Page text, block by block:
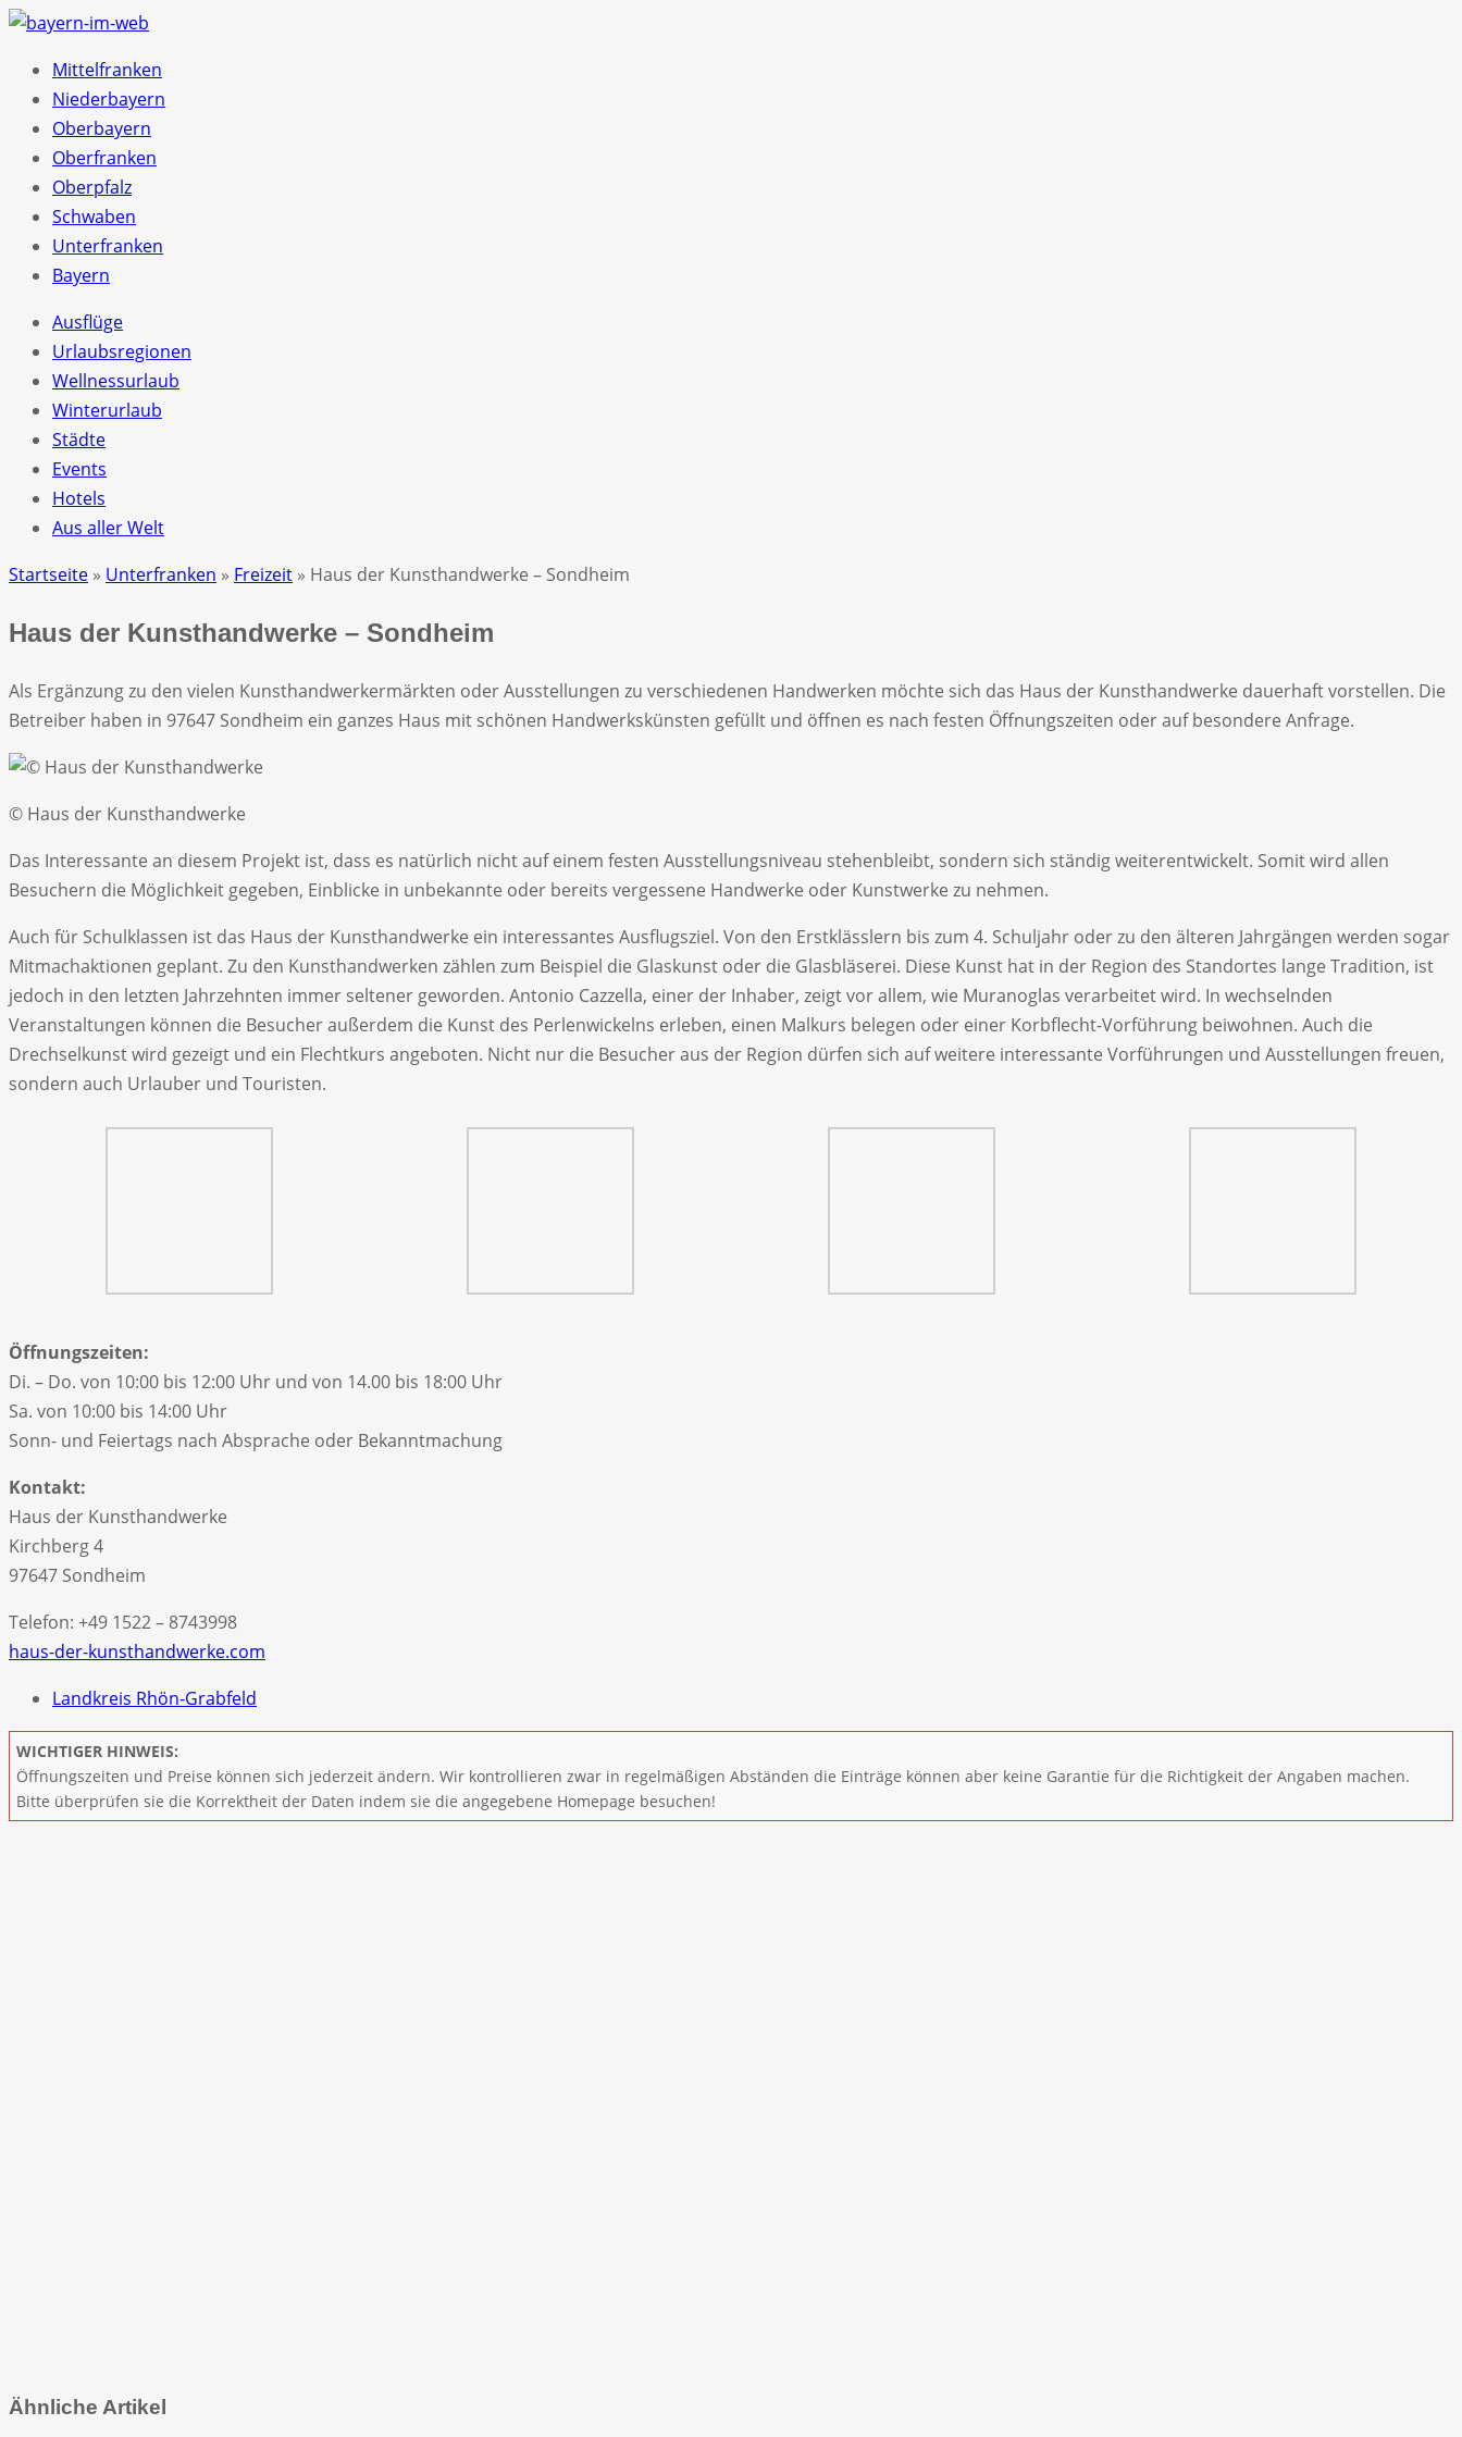
Mittelfranken
Niederbayern
Oberbayern
Oberfranken
Oberpfalz
Schwaben
Unterfranken
Bayern
Ausflüge
Urlaubsregionen
Wellnessurlaub
Winterurlaub
Städte
Events
Hotels
Aus aller Welt
Startseite » Unterfranken » Freizeit » Haus der Kunsthandwerke – Sondheim
Haus der Kunsthandwerke – Sondheim
Als Ergänzung zu den vielen Kunsthandwerkermärkten oder Ausstellungen zu verschiedenen Handwerken möchte sich das Haus der Kunsthandwerke dauerhaft vorstellen. Die
Betreiber haben in 97647 Sondheim ein ganzes Haus mit schönen Handwerkskünsten gefüllt und öffnen es nach festen Öffnungszeiten oder auf besondere Anfrage.
© Haus der Kunsthandwerke
Das Interessante an diesem Projekt ist, dass es natürlich nicht auf einem festen Ausstellungsniveau stehenbleibt, sondern sich ständig weiterentwickelt. Somit wird allen
Besuchern die Möglichkeit gegeben, Einblicke in unbekannte oder bereits vergessene Handwerke oder Kunstwerke zu nehmen.
Auch für Schulklassen ist das Haus der Kunsthandwerke ein interessantes Ausflugsziel. Von den Erstklässlern bis zum 4. Schuljahr oder zu den älteren Jahrgängen werden sogar
Mitmachaktionen geplant. Zu den Kunsthandwerken zählen zum Beispiel die Glaskunst oder die Glasbläserei. Diese Kunst hat in der Region des Standortes lange Tradition, ist
jedoch in den letzten Jahrzehnten immer seltener geworden. Antonio Cazzella, einer der Inhaber, zeigt vor allem, wie Muranoglas verarbeitet wird. In wechselnden
Veranstaltungen können die Besucher außerdem die Kunst des Perlenwickelns erleben, einen Malkurs belegen oder einer Korbflecht-Vorführung beiwohnen. Auch die
Drechselkunst wird gezeigt und ein Flechtkurs angeboten. Nicht nur die Besucher aus der Region dürfen sich auf weitere interessante Vorführungen und Ausstellungen freuen,
sondern auch Urlauber und Touristen.
Öffnungszeiten:
Di. – Do. von 10:00 bis 12:00 Uhr und von 14.00 bis 18:00 Uhr
Sa. von 10:00 bis 14:00 Uhr
Sonn- und Feiertags nach Absprache oder Bekanntmachung
Kontakt:
Haus der Kunsthandwerke
Kirchberg 4
97647 Sondheim
Telefon: +49 1522 – 8743998
haus-der-kunsthandwerke.com
Landkreis Rhön-Grabfeld
WICHTIGER HINWEIS:
Öffnungszeiten und Preise können sich jederzeit ändern. Wir kontrollieren zwar in regelmäßigen Abständen die Einträge können aber keine Garantie für die Richtigkeit der Angaben machen.
Bitte überprüfen sie die Korrektheit der Daten indem sie die angegebene Homepage besuchen!
Ähnliche Artikel